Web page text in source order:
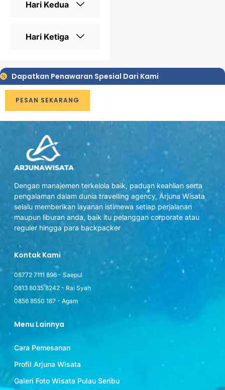
Hari Kedua
Hari Ketiga
Dapatkan Penawaran Spesial Dari Kami
PESAN SEKARANG
Dengan manajemen terkelola baik, paduan keahlian serta
pengalaman dalam dunia travelling agency, Arjuna Wisata
selalu memberikan layanan istimewa setiap perjalanan
maupun liburan anda, baik itu pelanggan corporate atau
reguler hingga para backpacker
Kontak Kami
08772 7111 896 - Saepul
0813 8035 8242 - Rai Syah
0856 8550 187 - Agam
Menu Lainnya
Cara Pemesanan
Profil Arjuna Wisata
Galeri Foto Wisata Pulau Seribu